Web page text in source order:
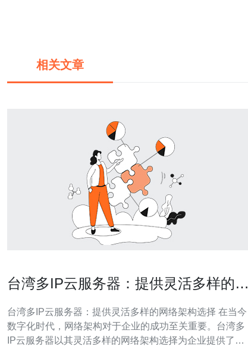
相关文章
台湾多IP云服务器：提供灵活多样的网
台湾多IP云服务器：提供灵活多样的网络架构选择 在当今
数字化时代，网络架构对于企业的成功至关重要。台湾多
IP云服务器以其灵活多样的网络架构选择为企业提供了更